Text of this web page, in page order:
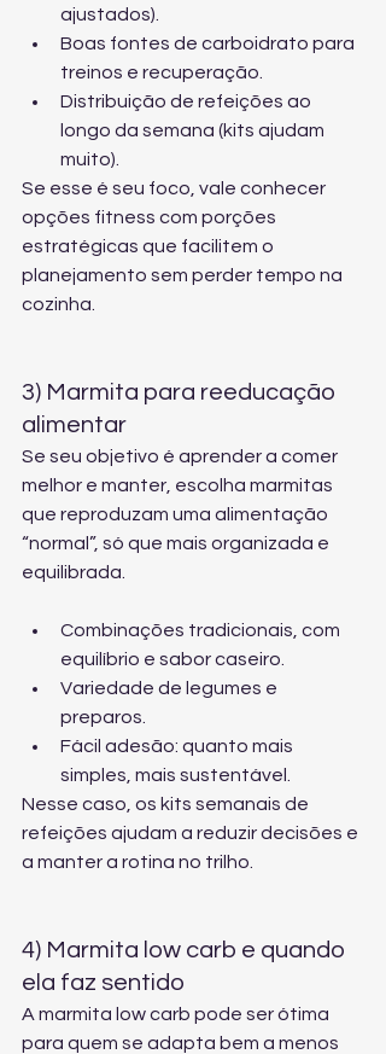
ajustados).
Boas fontes de carboidrato para
treinos e recuperação.
Distribuição de refeições ao
longo da semana (kits ajudam
muito).
Se esse é seu foco, vale conhecer
opções fitness com porções
estratégicas que facilitem o
planejamento sem perder tempo na
cozinha.
3) Marmita para reeducação
alimentar
Se seu objetivo é aprender a comer
melhor e manter, escolha marmitas
que reproduzam uma alimentação
“normal”, só que mais organizada e
equilibrada.
Combinações tradicionais, com
equilíbrio e sabor caseiro.
Variedade de legumes e
preparos.
Fácil adesão: quanto mais
simples, mais sustentável.
Nesse caso, os kits semanais de
refeições ajudam a reduzir decisões e
a manter a rotina no trilho.
4) Marmita low carb e quando
ela faz sentido
A marmita low carb pode ser ótima
para quem se adapta bem a menos